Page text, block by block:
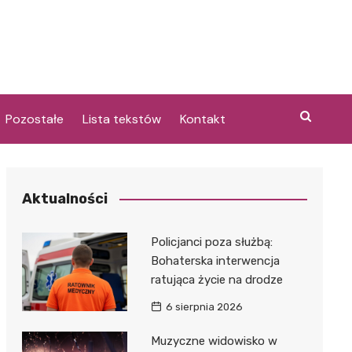
Pozostałe Lista tekstów Kontakt
Aktualności
Policjanci poza służbą:
Bohaterska interwencja
ratująca życie na drodze
6 sierpnia 2026
Muzyczne widowisko w